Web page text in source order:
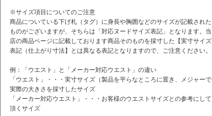
※サイズ項目についてのご注意
商品についている下げ札（タグ）に身長や胸囲などのサイズが記載された
ものがございますが、そちらは「対応ヌードサイズ表記」となります。当
店の商品ページに記載しております商品そのものを採寸した【実寸サイズ
表記（仕上がり寸法】とは異なる表記となりますので、ご注意ください。
例：「ウエスト」と「メーカー対応ウエスト」の違い
「ウエスト」・・・実寸サイズ（製品を平らなところに置き、メジャーで
実際の大きさを採寸したサイズ
「メーカー対応ウエスト」・・・お客様のウエストサイズとの参考にして
頂くサイズ